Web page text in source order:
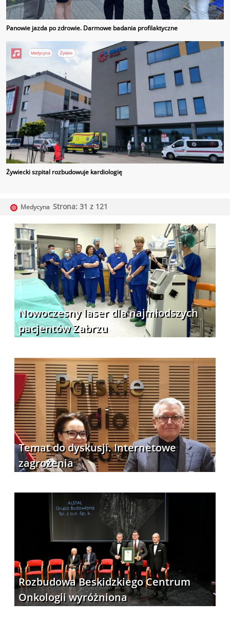
Panowie jazda po zdrowie. Darmowe badania profilaktyczne
Medycyna Żywiec
Żywiecki szpital rozbudowuje kardiologię
Medycyna Strona: 31 z 121
Nowoczesny laser dla najmłodszych
pacjentów Zabrzu
Temat do dyskusji. Internetowe
zagrożenia
Rozbudowa Beskidzkiego Centrum
Onkologii wyróżniona